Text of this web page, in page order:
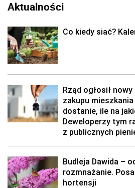
Aktualności
Co kiedy siać?
Rząd ogłosił
zakupu
dostanie, ile na
Deweloperzy tym
z publicznych
Budleja Dawida –
rozmnażanie.
hortensji